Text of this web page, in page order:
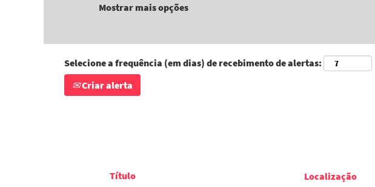
Mostrar mais opções
Selecione a frequência (em dias) de recebimento de alertas:
Criar alerta
Título Localização